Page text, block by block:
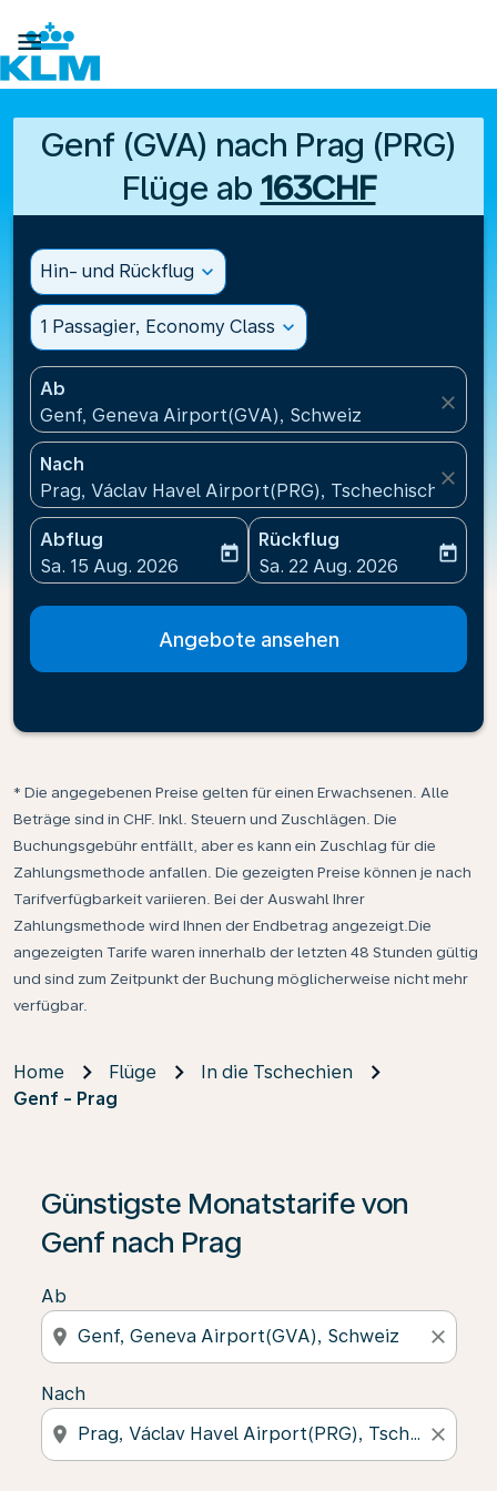

Genf (GVA) nach Prag (PRG)
Flüge ab 163CHF
Hin- und Rückflug expand_more
1 Passagier, Economy Class expand_more
Ab
Genf, Geneva Airport(GVA), Schweiz
close
Nach
Prag, Václav Havel Airport(PRG), Tschechische
close
Abflug
fc-booking-departure-date-aria-label
Sa. 15 Aug. 2026
today
Rückflug
fc-booking-return-date-
Sa. 22 Aug. 2026
today
Angebote ansehen
* Die angegebenen Preise gelten für einen Erwachsenen. Alle
Beträge sind in CHF. Inkl. Steuern und Zuschlägen. Die
Buchungsgebühr entfällt, aber es kann ein Zuschlag für die
Zahlungsmethode anfallen. Die gezeigten Preise können je nach
Tarifverfügbarkeit variieren. Bei der Auswahl Ihrer
Zahlungsmethode wird Ihnen der Endbetrag angezeigt.Die
angezeigten Tarife waren innerhalb der letzten 48 Stunden gültig
und sind zum Zeitpunkt der Buchung möglicherweise nicht mehr
verfügbar.
Home Flüge
In die Tschechien
Genf - Prag
Günstigste Monatstarife von
Genf nach Prag
Ab
location_on close
Nach
location_on close